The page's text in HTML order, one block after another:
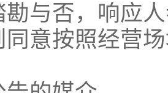
勘与否，响应
同意按照经营